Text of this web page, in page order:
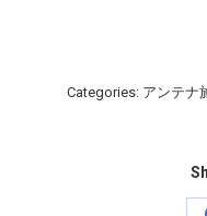
Categories: アンテナ